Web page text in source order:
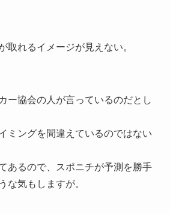
取れるイメージが見えない。
ー協会の人が言っているのだとし
ミングを間違えているのではない
あるので、スポニチが予測を勝手
な気もしますが。